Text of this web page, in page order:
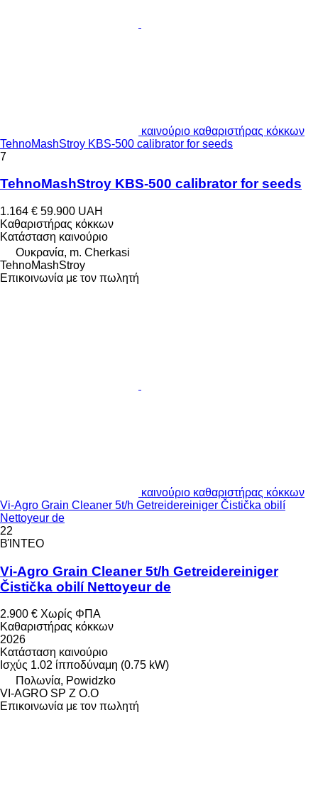
καινούριο καθαριστήρας κόκκων
TehnoMashStroy KBS-500 calibrator for seeds
7
TehnoMashStroy KBS-500 calibrator for seeds
1.164 € 59.900 UAH
Καθαριστήρας κόκκων
Κατάσταση καινούριο
Ουκρανία, m. Cherkasi
TehnoMashStroy
Επικοινωνία με τον πωλητή
καινούριο καθαριστήρας κόκκων
Vi-Agro Grain Cleaner 5t/h Getreidereiniger Čistička obilí
Nettoyeur de
22
ΒΊΝΤΕΟ
Vi-Agro Grain Cleaner 5t/h Getreidereiniger
Čistička obilí Nettoyeur de
2.900 € Χωρίς ΦΠΑ
Καθαριστήρας κόκκων
2026
Κατάσταση καινούριο
Ισχύς 1.02 ίπποδύναμη (0.75 kW)
Πολωνία, Powidzko
VI-AGRO SP Z O.O
Επικοινωνία με τον πωλητή